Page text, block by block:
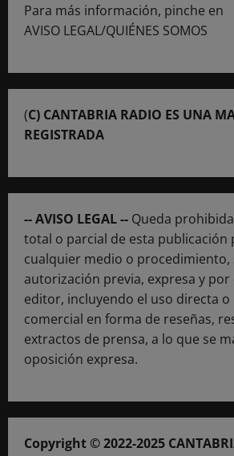
Para más información, pinche en
AVISO LEGAL/QUIÉNES SOMOS
(C) CANTABRIA RADIO ES UNA
REGISTRADA
-- AVISO LEGAL -- Queda
total o parcial de esta publicación
cualquier medio o procedimiento,
autorización previa, expresa y por
editor, incluyendo el uso directa
comercial en forma de reseñas,
extractos de prensa, a lo que se
oposición expresa.
Copyright © 2022-2025